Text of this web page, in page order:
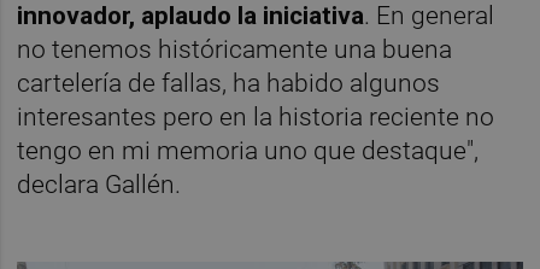
innovador, aplaudo la iniciativa. En general
no tenemos históricamente una buena
cartelería de fallas, ha habido algunos
interesantes pero en la historia reciente no
tengo en mi memoria uno que destaque",
declara Gallén.